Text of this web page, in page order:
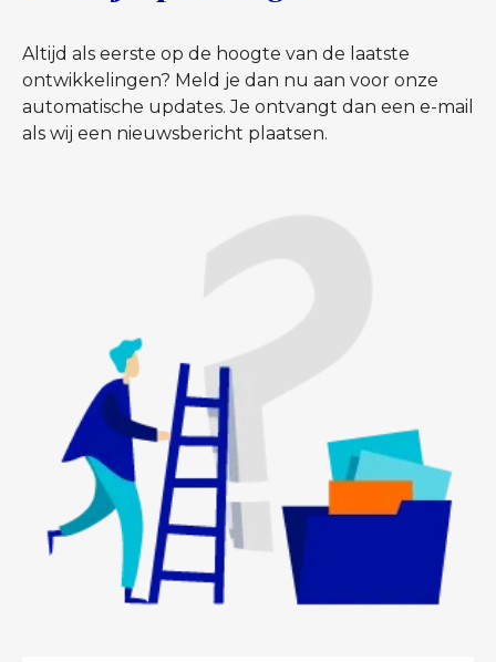
Altijd als eerste op de hoogte van de laatste
ontwikkelingen? Meld je dan nu aan voor onze
automatische updates. Je ontvangt dan een e-mail
als wij een nieuwsbericht plaatsen.